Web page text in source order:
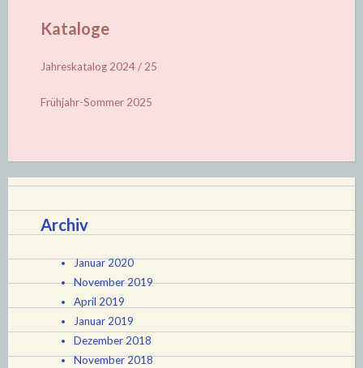
Kataloge
Jahreskatalog 2024 / 25
Frühjahr-Sommer 2025
Archiv
Januar 2020
November 2019
April 2019
Januar 2019
Dezember 2018
November 2018